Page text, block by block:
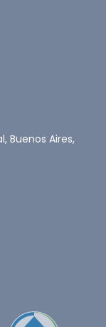
Buenos Aires,